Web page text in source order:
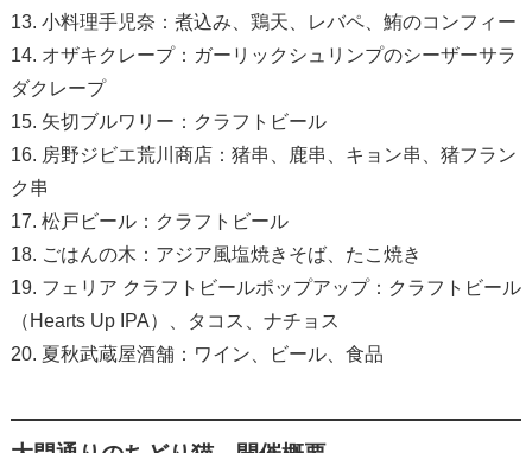
13. 小料理手児奈：煮込み、鶏天、レバペ、鮪のコンフィー
14. オザキクレープ：ガーリックシュリンプのシーザーサラ
ダクレープ
15. 矢切ブルワリー：クラフトビール
16. 房野ジビエ荒川商店：猪串、鹿串、キョン串、猪フラン
ク串
17. 松戸ビール：クラフトビール
18. ごはんの木：アジア風塩焼きそば、たこ焼き
19. フェリア クラフトビールポップアップ：クラフトビール
（Hearts Up IPA）、タコス、ナチョス
20. 夏秋武蔵屋酒舗：ワイン、ビール、食品